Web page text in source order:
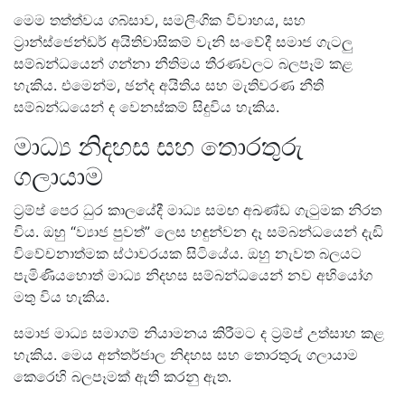
මෙම තත්ත්වය ගබ්සාව, සමලිංගික විවාහය, සහ
ට්‍රාන්ස්ජෙන්ඩර් අයිතිවාසිකම් වැනි සංවේදී සමාජ ගැටලු
සම්බන්ධයෙන් ගන්නා නීතිමය තීරණවලට බලපෑම් කළ
හැකිය. එමෙන්ම, ඡන්ද අයිතිය සහ මැතිවරණ නීති
සම්බන්ධයෙන් ද වෙනස්කම් සිදුවිය හැකිය.
මාධ්‍ය නිදහස සහ තොරතුරු
ගලායාම
ට්‍රම්ප් පෙර ධුර කාලයේදී මාධ්‍ය සමඟ අඛණ්ඩ ගැටුමක නිරත
විය. ඔහු “ව්‍යාජ පුවත්” ලෙස හඳුන්වන දෑ සම්බන්ධයෙන් දැඩි
විවේචනාත්මක ස්ථාවරයක සිටියේය. ඔහු නැවත බලයට
පැමිණියහොත් මාධ්‍ය නිදහස සම්බන්ධයෙන් නව අභියෝග
මතු විය හැකිය.
සමාජ මාධ්‍ය සමාගම් නියාමනය කිරීමට ද ට්‍රම්ප් උත්සාහ කළ
හැකිය. මෙය අන්තර්ජාල නිදහස සහ තොරතුරු ගලායාම
කෙරෙහි බලපෑමක් ඇති කරනු ඇත.